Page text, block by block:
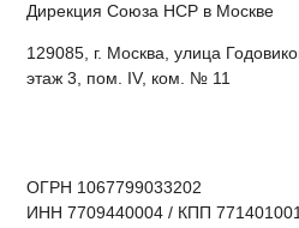
Дирекция Cоюза НСР в Москве
129085, г. Москва, улица
этаж 3, пом. IV, ком. № 11
ОГРН 1067799033202
ИНН 7709440004 / КПП